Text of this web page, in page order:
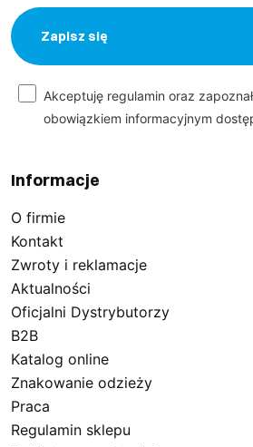
Zapisz się
Akceptuję regulamin oraz
obowiązkiem informacyjnym
Informacje
O firmie
Kontakt
Zwroty i reklamacje
Aktualności
Oficjalni Dystrybutorzy
B2B
Katalog online
Znakowanie odzieży
Praca
Regulamin sklepu